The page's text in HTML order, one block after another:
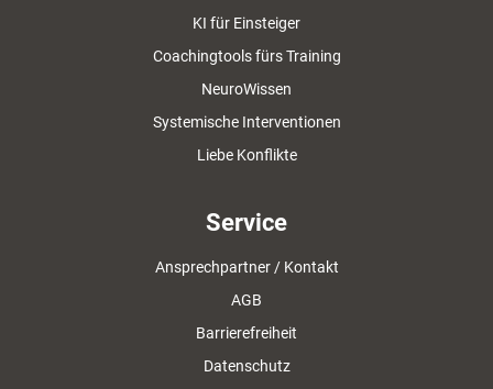
KI für Einsteiger
Coachingtools fürs Training
NeuroWissen
Systemische Interventionen
Liebe Konflikte
Service
Ansprechpartner / Kontakt
AGB
Barrierefreiheit
Datenschutz